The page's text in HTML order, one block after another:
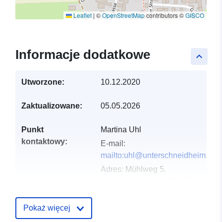
Leaflet | ©OpenStreetMapcontributors ©GISCO
keyboard_arrow_up
Informacje dodatkowe
Utworzone: 10.12.2020
Zaktualizowane: 05.05.2026
Punkt
kontaktowy:
Martina Uhl
E-mail:
mailto:uhl@unterschneidheim.de
Adres: Mühlweg 5,
Pokaż więcej